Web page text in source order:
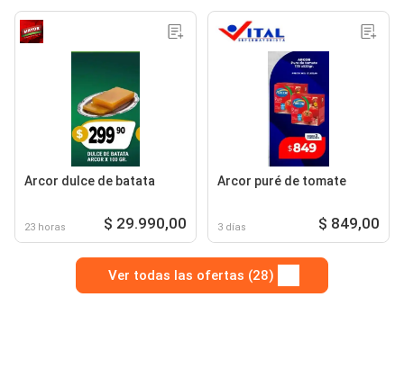
Arcor dulce de batata
23 horas $ 29.990,00
Arcor puré de tomate
3 días $ 849,00
Ver todas las ofertas (28)